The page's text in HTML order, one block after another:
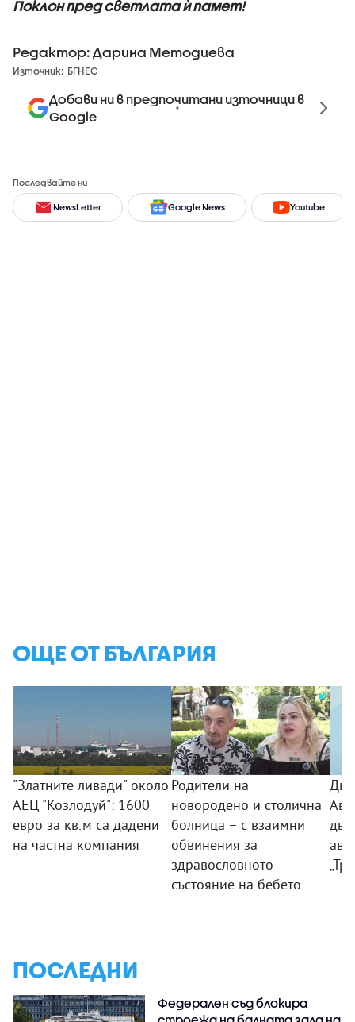
Поклон пред светлата ѝ памет!
Редактор: Дарина Методиева
Източник: БГНЕС
Добави ни в предпочитани източници в
Google
Последвайте ни
NewsLetter Google News Youtube
ОЩЕ ОТ БЪЛГАРИЯ
"Златните ливади" около
АЕЦ "Козлодуй": 1600
евро за кв.м са дадени
на частна компания
Родители на
новородено и столична
болница – с взаимни
обвинения за
здравословното
състояние на бебето
ПОСЛЕДНИ
Федерален съд блокира